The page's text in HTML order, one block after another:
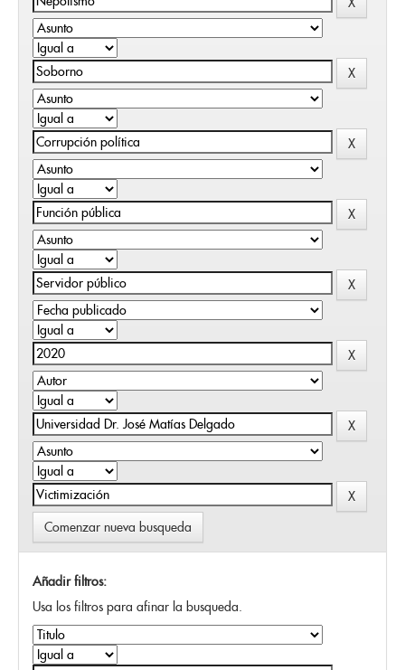
Comenzar nueva busqueda
Añadir filtros:
Usa los filtros para afinar la busqueda.